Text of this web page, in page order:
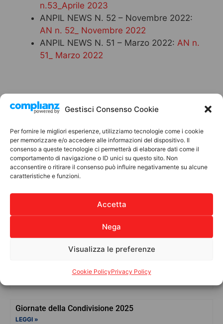
Gestisci Consenso Cookie
Per fornire le migliori esperienze, utilizziamo tecnologie come i cookie
per memorizzare e/o accedere alle informazioni del dispositivo. Il
consenso a queste tecnologie ci permetterà di elaborare dati come il
comportamento di navigazione o ID unici su questo sito. Non
acconsentire o ritirare il consenso può influire negativamente su alcune
caratteristiche e funzioni.
Accetta
Nega
Visualizza le preferenze
Cookie PolicyPrivacy Policy
n.53_Aprile 2023
ANPIL NEWS N. 52 – Novembre 2022:
AN n. 52_ Novembre 2022
ANPIL NEWS N. 51 – Marzo 2022: AN n.
51_ Marzo 2022
Articoli Recenti
Giornate della Condivisione – Due
giorni per fare la differenza
Giornate della Condivisione 2025
LEGGI »